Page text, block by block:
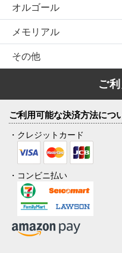
オルゴール
メモリアル
その他
ご
ご利用可能な決済方法につ
・クレジットカード
・コンビニ払い